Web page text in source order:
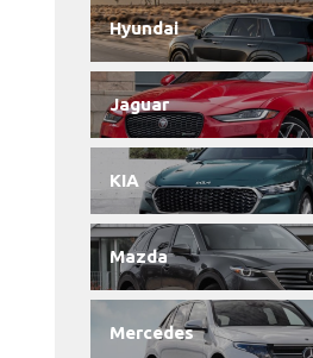
Hyundai
Jaguar
KIA
Mazda
Mercedes